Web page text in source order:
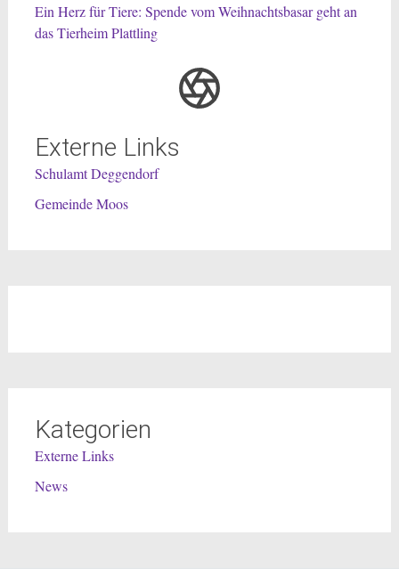
Ein Herz für Tiere: Spende vom Weihnachtsbasar geht an
das Tierheim Plattling
Externe Links
Schulamt Deggendorf
Gemeinde Moos
Kategorien
Externe Links
News